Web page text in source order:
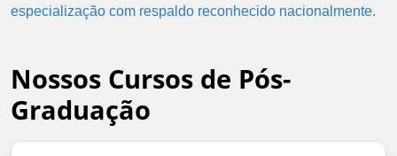
especialização com respaldo reconhecido nacionalmente.
Nossos Cursos de Pós-
Graduação